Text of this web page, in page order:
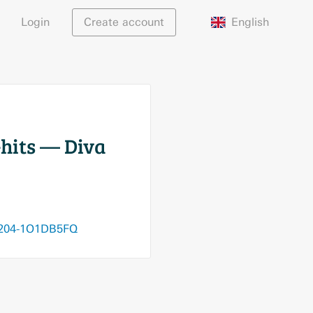
Login Create account English
hits — Diva
1O1DB5FQ